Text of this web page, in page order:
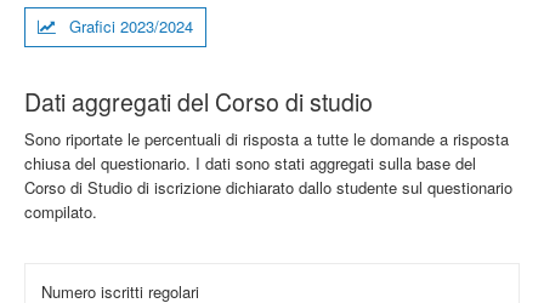
Grafici 2023/2024
Dati aggregati del Corso di studio
Sono riportate le percentuali di risposta a tutte le domande a risposta
chiusa del questionario. I dati sono stati aggregati sulla base del
Corso di Studio di iscrizione dichiarato dallo studente sul questionario
compilato.
Numero iscritti regolari